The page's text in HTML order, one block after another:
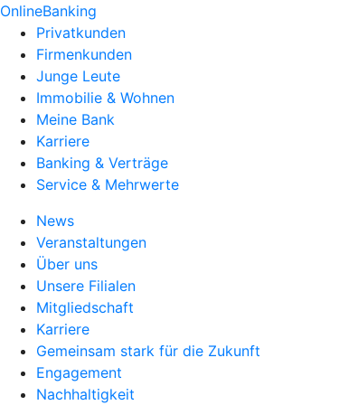
OnlineBanking
Privatkunden
Firmenkunden
Junge Leute
Immobilie & Wohnen
Meine Bank
Karriere
Banking & Verträge
Service & Mehrwerte
News
Veranstaltungen
Über uns
Unsere Filialen
Mitgliedschaft
Karriere
Gemeinsam stark für die Zukunft
Engagement
Nachhaltigkeit